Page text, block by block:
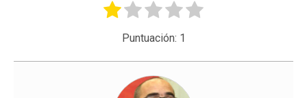
Puntuación: 1